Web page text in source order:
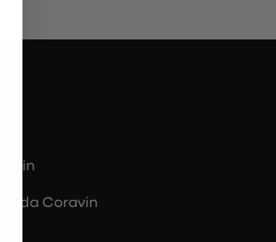
Coravin